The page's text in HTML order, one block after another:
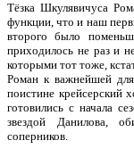
Тёзка Шкулявичуса
функции, что и наш
второго было
приходилось не раз и
которыми тот тоже,
Роман к важнейшей
поистине крейсерский
готовились с начала
звездой Данилова,
соперников.